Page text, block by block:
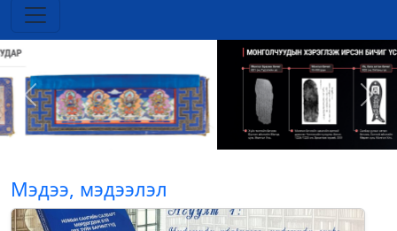
Previous Next
Мэдээ, мэдээлэл